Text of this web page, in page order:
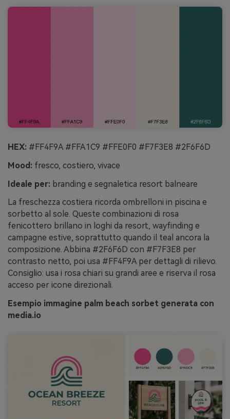
HEX: #FF4F9A #FFA1C9 #FFE0F0 #F7F3E8 #2F6F6D
Mood: fresco, costiero, vivace
Ideale per: branding e segnaletica resort balneare
La freschezza costiera ricorda ombrelloni in piscina e
sorbetto al sole. Queste combinazioni di rosa
fenicottero brillano in loghi da resort, wayfinding e
campagne estive, soprattutto quando il teal ancora la
composizione. Abbina #2F6F6D con #F7F3E8 per
contrasto netto, poi usa #FF4F9A per dettagli di rilievo.
Consiglio: usa i rosa chiari su grandi aree e riserva il rosa
acceso per icone direzionali.
Esempio immagine palm beach sorbet generata con
media.io